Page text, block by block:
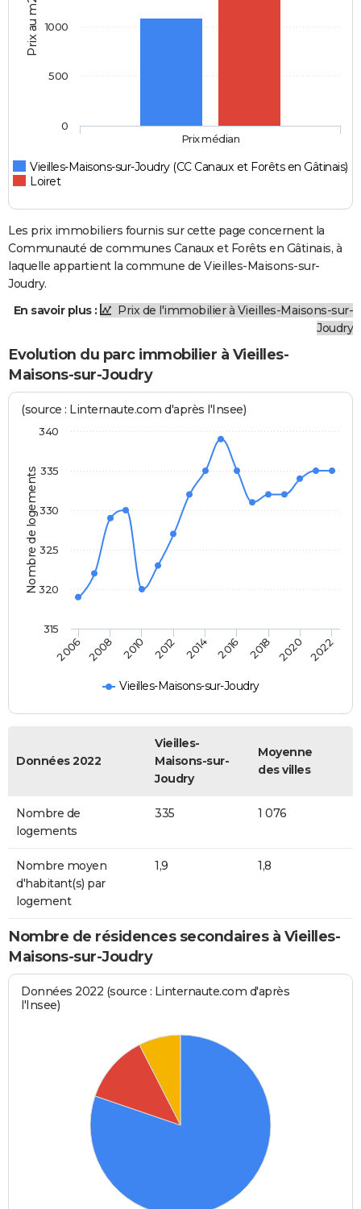
Prix au m2
Vieilles-Maisons-sur-Joudry (CC Canaux et Forêts en Gâtinais)
Loiret
Prix médian
0
500
1000
Les prix immobiliers fournis sur cette page concernent la
Communauté de communes Canaux et Forêts en Gâtinais, à
laquelle appartient la commune de Vieilles-Maisons-sur-
Joudry.
En savoir plus :
Prix de l'immobilier à Vieilles-Maisons-sur-
Joudry
Evolution du parc immobilier à Vieilles-
Maisons-sur-Joudry
Nombre de logements
(source : Linternaute.com d'après l'Insee)
Vieilles-Maisons-sur-Joudry
2006 2008 2010 2012 2014 2016 2018 2020 2022
315
320
325
330
335
340
Données 2022
Vieilles-
Maisons-sur-
Joudry
Moyenne
des villes
Nombre de
logements
335 1 076
Nombre moyen
d'habitant(s) par
logement
1,9 1,8
Nombre de résidences secondaires à Vieilles-
Maisons-sur-Joudry
Données 2022 (source : Linternaute.com d'après
l'Insee)